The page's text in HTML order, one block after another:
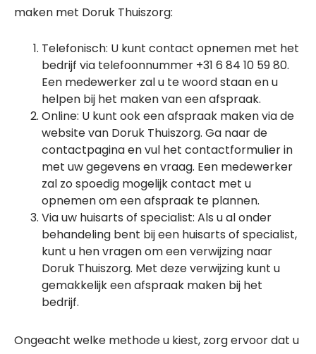
maken met Doruk Thuiszorg:
Telefonisch: U kunt contact opnemen met het
bedrijf via telefoonnummer +31 6 84 10 59 80.
Een medewerker zal u te woord staan en u
helpen bij het maken van een afspraak.
Online: U kunt ook een afspraak maken via de
website van Doruk Thuiszorg. Ga naar de
contactpagina en vul het contactformulier in
met uw gegevens en vraag. Een medewerker
zal zo spoedig mogelijk contact met u
opnemen om een afspraak te plannen.
Via uw huisarts of specialist: Als u al onder
behandeling bent bij een huisarts of specialist,
kunt u hen vragen om een verwijzing naar
Doruk Thuiszorg. Met deze verwijzing kunt u
gemakkelijk een afspraak maken bij het
bedrijf.
Ongeacht welke methode u kiest, zorg ervoor dat u